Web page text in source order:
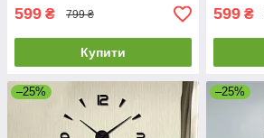
599 ₴ 799 ₴
Купити
599 ₴
–25% –25%